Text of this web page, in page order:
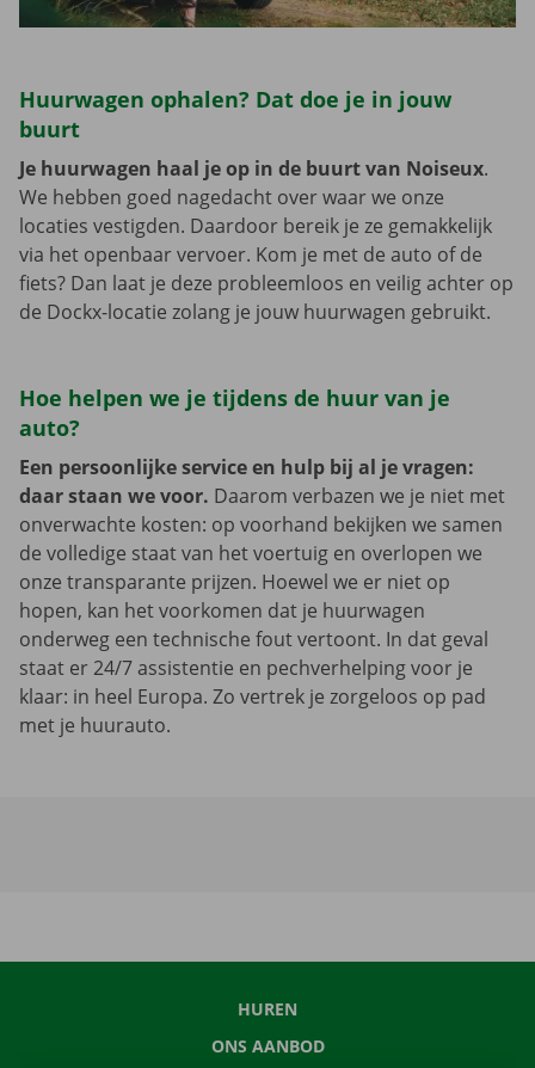
Huurwagen ophalen? Dat doe je in jouw
buurt
Je huurwagen haal je op in de buurt van Noiseux.
We hebben goed nagedacht over waar we onze
locaties vestigden. Daardoor bereik je ze gemakkelijk
via het openbaar vervoer. Kom je met de auto of de
fiets? Dan laat je deze probleemloos en veilig achter op
de Dockx-locatie zolang je jouw huurwagen gebruikt.
Hoe helpen we je tijdens de huur van je
auto?
Een persoonlijke service en hulp bij al je vragen:
daar staan we voor. Daarom verbazen we je niet met
onverwachte kosten: op voorhand bekijken we samen
de volledige staat van het voertuig en overlopen we
onze transparante prijzen. Hoewel we er niet op
hopen, kan het voorkomen dat je huurwagen
onderweg een technische fout vertoont. In dat geval
staat er 24/7 assistentie en pechverhelping voor je
klaar: in heel Europa. Zo vertrek je zorgeloos op pad
met je huurauto.
HUREN
ONS AANBOD